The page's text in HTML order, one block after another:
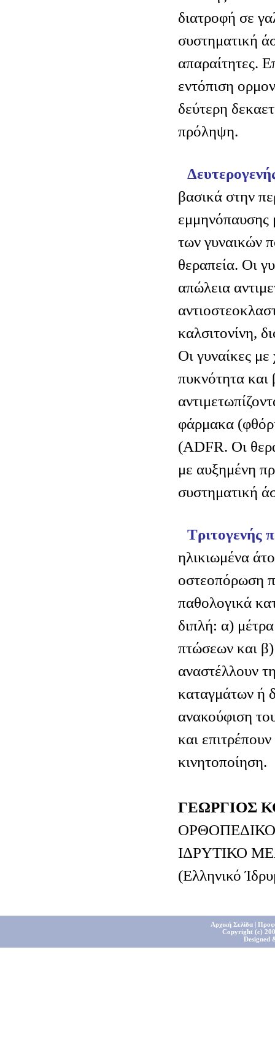
διατροφή σε
συστηματική
απαραίτητες.
εντόπιση
δεύτερη
πρόληψη.
βασικά στην
εμμηνόπαυσης
των γυναικών
θεραπεία. Οι
απώλεια
καλσιτονίνη,
Οι γυναίκες
πυκνότητα και
φάρμακα
(ADFR. Οι
με αυξημένη
συστηματική
Τριτογενής
ηλικιωμένα
οστεοπόρωση
παθολογικά
διπλή: α)
πτώσεων και
αναστέλλουν
καταγμάτων ή
ανακούφιση
και
κινητοποίηση.
ΓΕΩΡΓΙΟΣ
ΙΔΡΥΤΙΚΟ
(Ελληνικό
Αρχική Σελίδα|
Copyright (c)
Designed